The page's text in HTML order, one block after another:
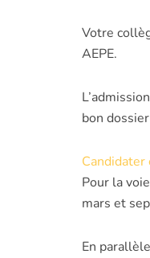
Votre
AEPE.
bon
Candidater
Pour la
mars et
En